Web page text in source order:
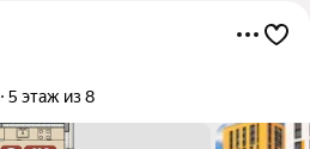
5 этаж из 8